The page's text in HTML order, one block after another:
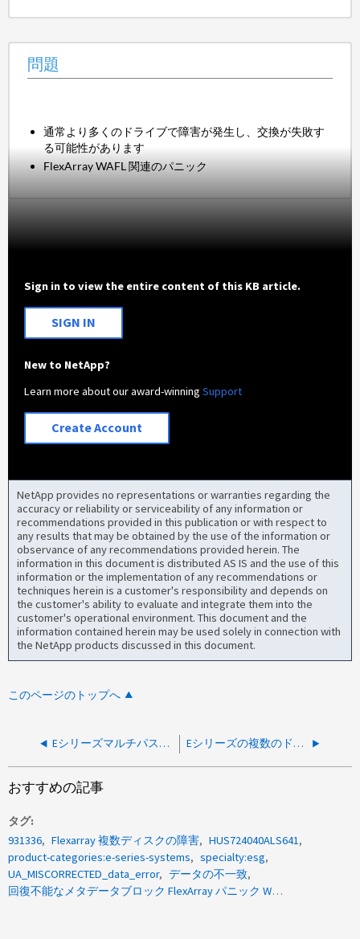
問題
通常より多くのドライブで障害が発生し、交換が失敗す
る可能性があります
FlexArray WAFL 関連のパニック
Sign in to view the entire content of this KB article.
SIGN IN
New to NetApp?
Learn more about our award-winningSupport
Create Account
NetApp provides no representations or warranties regarding the
accuracy or reliability or serviceability of any information or
recommendations provided in this publication or with respect to
any results that may be obtained by the use of the information or
observance of any recommendations provided herein. The
information in this document is distributed AS IS and the use of this
information or the implementation of any recommendations or
techniques herein is a customer's responsibility and depends on
the customer's ability to evaluate and integrate them into the
customer's operational environment. This document and the
information contained herein may be used solely in connection with
the NetApp products discussed in this document.
このページのトップへ
Eシリーズマルチパス解決ガイド Eシリーズの複数のドライブの外部シェルフ上のパスが誤った配線により劣化しました
おすすめの記事
タグ
931336
Flexarray 複数ディスクの障害
HUS724040ALS641
product-categories:e-series-systems
specialty:esg
UA_MISCORRECTED_data_error
データの不一致
回復不能なメタデータブロック FlexArray パニック WAFL 不整合ブロック